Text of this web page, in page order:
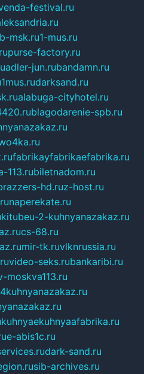
festival.ru
msk.ru1-mus.ru
purse-factory.ru
adler-jun.rubandamn.ru
1mus.rudarksand.ru
alabuga-cityhotel.ru
blagodarenie-spb.ru
fabrikayfabrikaefabrika.ru
113.rubiletnadom.ru
hd.ruz-host.ru
naperekate.ru
kitubeu-2-kuhnyanazakaz.ru
cs-68.ru
mir-tk.ruvlknrussia.ru
video-seks.rubankaribi.ru
kuhnyaekuhnyaafabrika.ru
e-abis1c.ru
dark-sand.ru
sib-archives.ru